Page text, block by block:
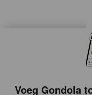
Voeg Gondola